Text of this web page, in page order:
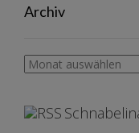
Archiv
Archiv